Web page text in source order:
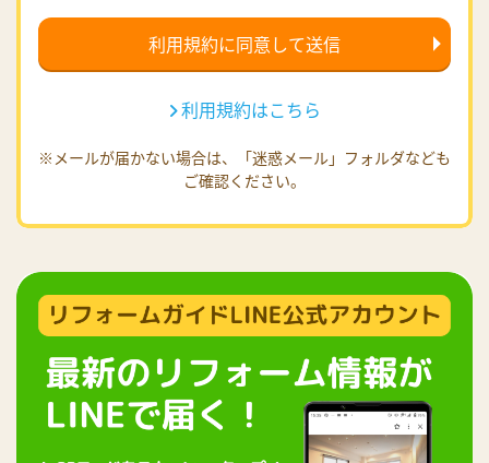
利用規約はこちら
※メールが届かない場合は、「迷惑メール」フォルダなども
ご確認ください。